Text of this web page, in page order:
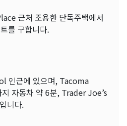
근처 조용한 단독주택에서
를 구합니다.
인근에 있으며, Tacoma
자동차 약 6분, Trader Joe’s
니다.